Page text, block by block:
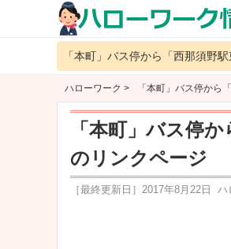
「本町」バス停から「西那須野
ハローワーク > 「本町」バス停から
「本町」バス停
のリンクページ
［最終更新日］ 2017年8月22日 ハ